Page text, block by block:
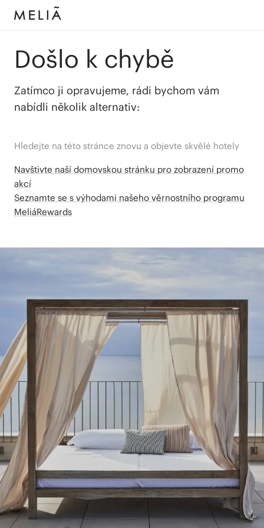
Došlo k chybě
Zatímco ji opravujeme, rádi bychom vám
nabídli několik alternativ:
Hledejte na této stránce znovu a objevte skvělé hotely
Navštivte naší domovskou stránku pro zobrazení promo
akcí
Seznamte se s výhodami našeho věrnostního programu
MeliáRewards